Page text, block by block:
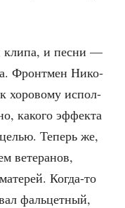
кли­па, и пес­ни —
Фронт­мен Нико­
хоро­во­му испол­
како­го эффек­та
Теперь же,
вете­ра­нов,
Когда-то
фаль­цет­ный,